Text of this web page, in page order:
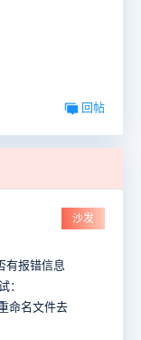
回帖
沙发
有报错信息
：
命名文件去